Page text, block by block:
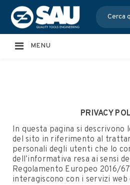
MENU
PRIVACY
In questa pagina si descrivono
del sito in riferimento al
personali degli utenti che lo
dell’informativa resa ai sensi
Regolamento Europeo 2016/
interagiscono con i servizi web